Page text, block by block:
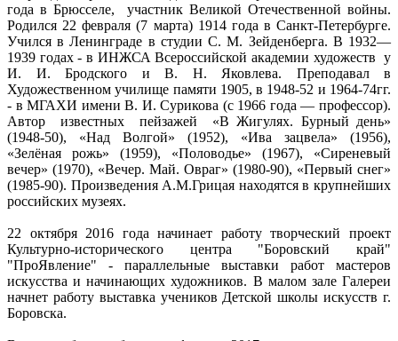
года в Брюсселе, участник Великой Отечественной войны.
Родился 22 февраля (7 марта) 1914 года в Санкт-Петербурге.
Учился в Ленинграде в студии С. М. Зейденберга. В 1932—
1939 годах - в ИНЖСА Всероссийской академии художеств у
И. И. Бродского и В. Н. Яковлева. Преподавал в
Художественном училище памяти 1905, в 1948-52 и 1964-74гг.
- в МГАХИ имени В. И. Сурикова (с 1966 года — профессор).
Автор известных пейзажей «В Жигулях. Бурный день»
(1948-50), «Над Волгой» (1952), «Ива зацвела» (1956),
«Зелёная рожь» (1959), «Половодье» (1967), «Сиреневый
вечер» (1970), «Вечер. Май. Овраг» (1980-90), «Первый снег»
(1985-90). Произведения А.М.Грицая находятся в крупнейших
российских музеях.
22 октября 2016 года начинает работу творческий проект
Культурно-исторического центра "Боровский край"
"ПроЯвление" - параллельные выставки работ мастеров
искусства и начинающих художников. В малом зале Галереи
начнет работу выставка учеников Детской школы искусств г.
Боровска.